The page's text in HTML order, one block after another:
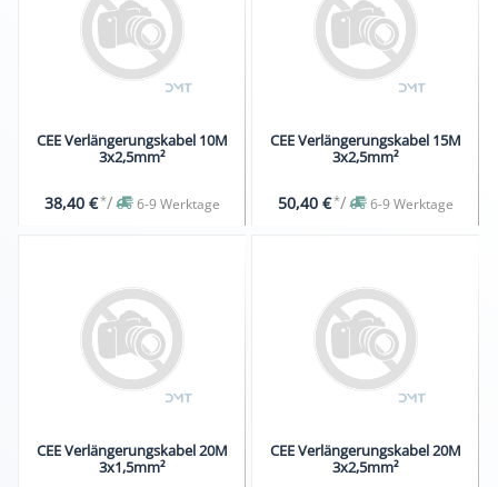
CEE Verlängerungskabel 10M
3x2,5mm²
38,40 €*/ 6-9 Werktage
CEE Verlängerungskabel 15M
3x2,5mm²
50,40 €*/ 6-9 Werktage
CEE Verlängerungskabel 20M
3x1,5mm²
CEE Verlängerungskabel 20M
3x2,5mm²